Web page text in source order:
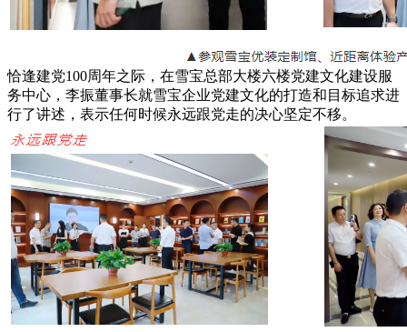
恰逢建党100周年之际，在雪宝总部大楼六楼党建文化建设服
务中心，李振董事长就雪宝企业党建文化的打造和目标追求进
行了讲述，表示任何时候永远跟党走的决心坚定不移。